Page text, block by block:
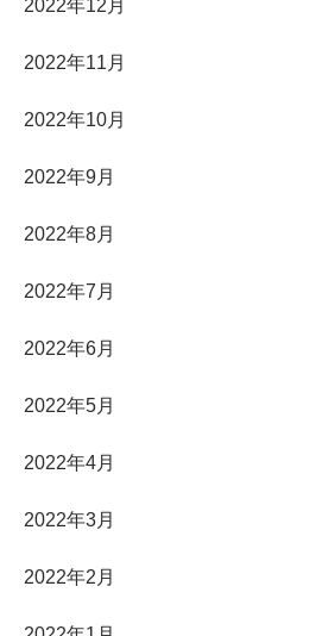
2022年12月
2022年11月
2022年10月
2022年9月
2022年8月
2022年7月
2022年6月
2022年5月
2022年4月
2022年3月
2022年2月